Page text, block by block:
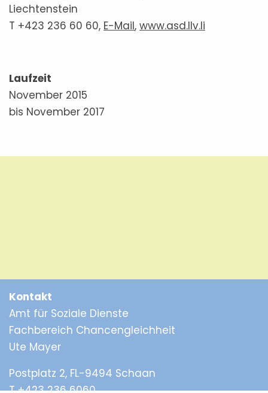
Liechtenstein
T +423 236 60 60, E-Mail, www.asd.llv.li
Laufzeit
November 2015
bis November 2017
Kontakt
Amt für Soziale Dienste
Fachbereich Chancengleichheit
Ute Mayer
Postplatz 2, FL-9494 Schaan
T +423 236 6060